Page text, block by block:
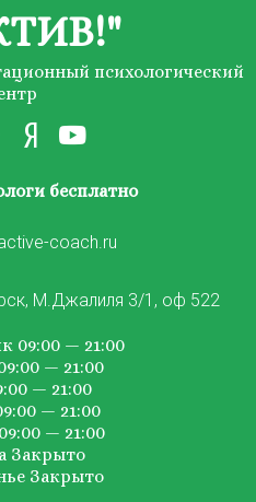
психологический
бесплатно
coach.ru
М.Джалиля 3/1, оф 522
09:00 — 21:00
— 21:00
— 21:00
— 21:00
— 21:00
Закрыто
Закрыто